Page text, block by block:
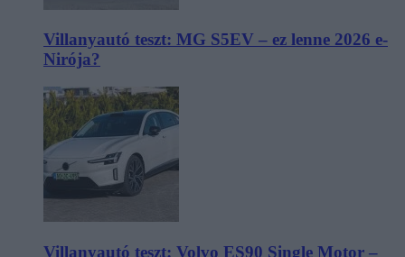
Villanyautó teszt: MG S5EV – ez lenne 2026 e-
Nirója?
Villanyautó teszt: Volvo ES90 Single Motor –